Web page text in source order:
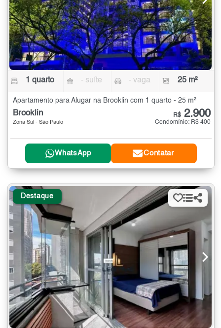
1 quarto - suíte - vaga 25 m²
Apartamento para Alugar na Brooklin com 1 quarto - 25 m²
Brooklin
Zona Sul - São Paulo
R$ 2.900
Condomínio: R$ 400
WhatsApp Contatar
Destaque